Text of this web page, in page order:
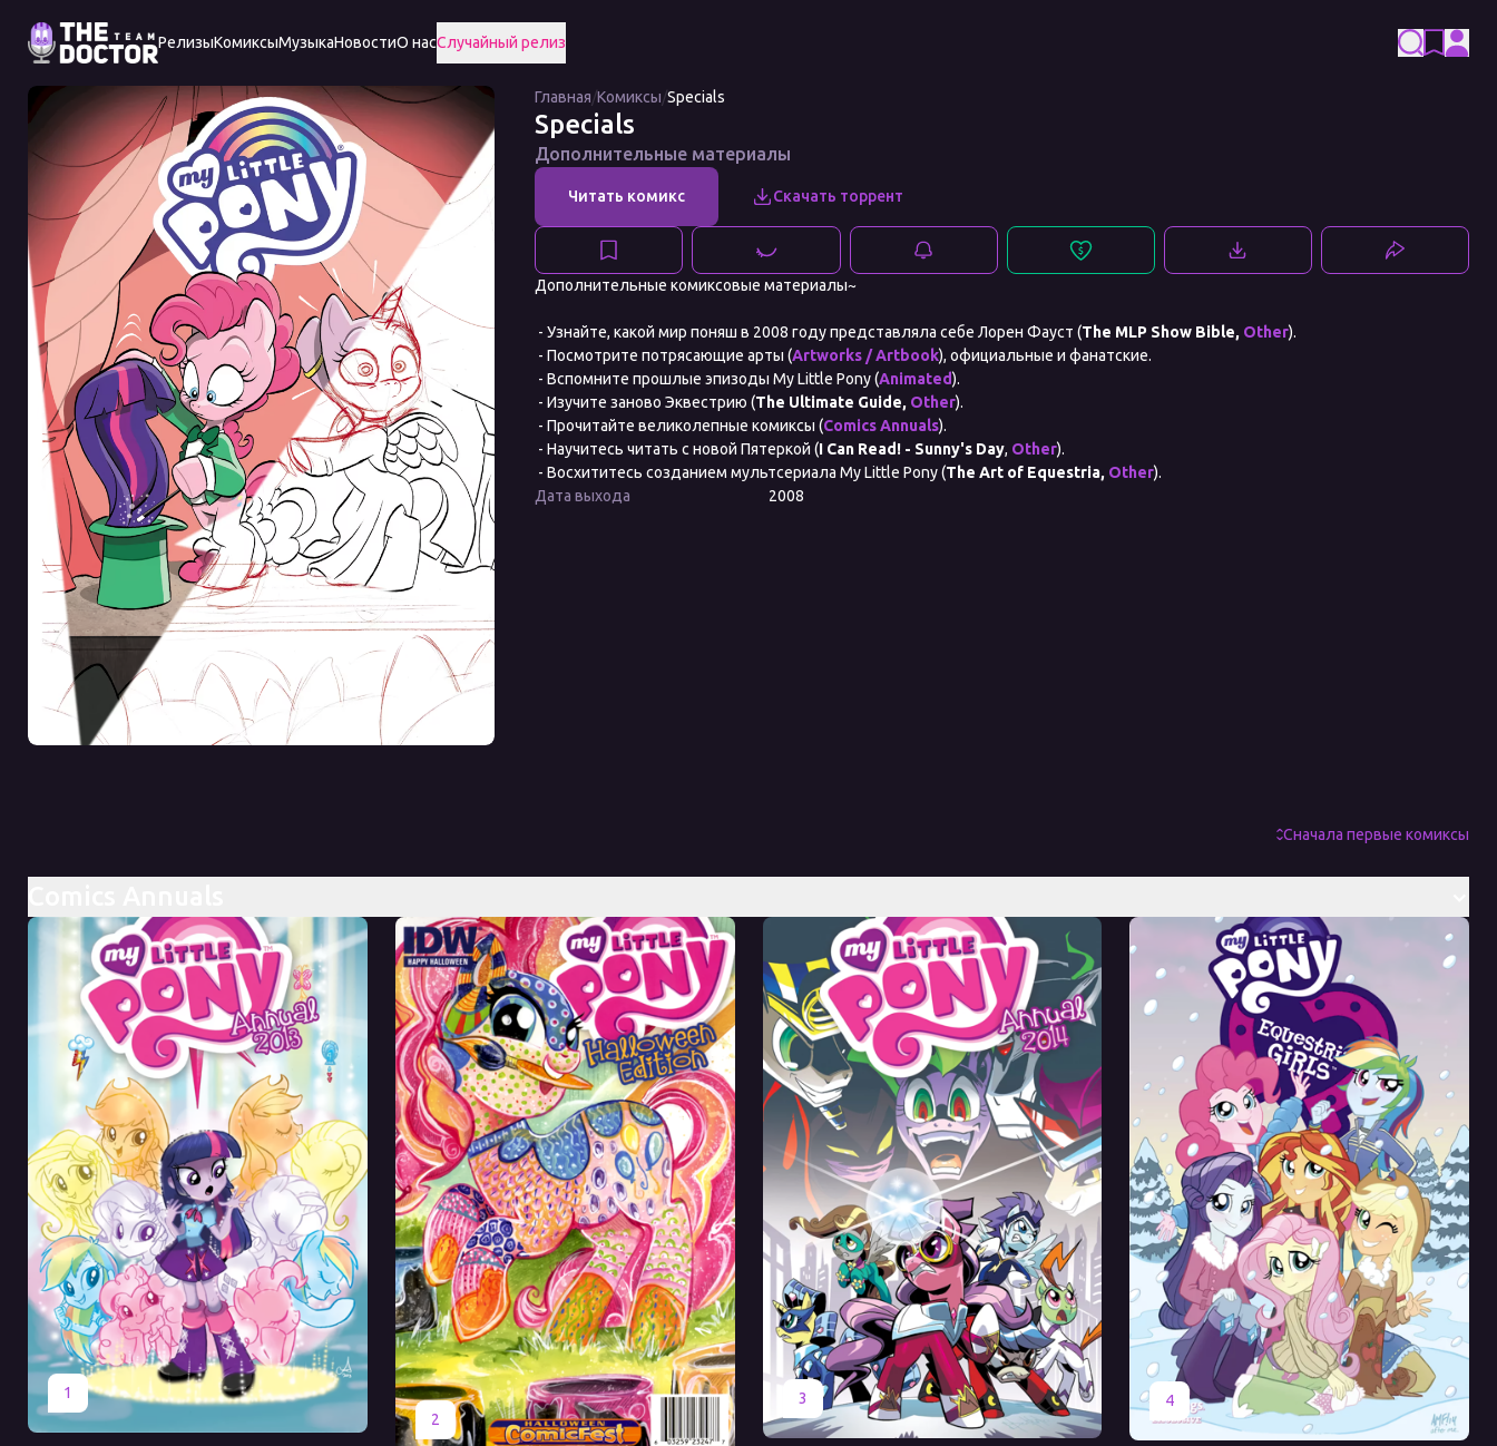
РелизыКомиксыМузыкаНовостиО насСлучайный релиз
Specials Главная/Комиксы/Specials
Specials
Дополнительные материалы
Дополнительные комиксовые материалы~
- Узнайте, какой мир поняш в 2008 году представляла себе Лорен Фауст (The MLP Show Bible, Other).
- Посмотрите потрясающие арты (Artworks / Artbook), официальные и фанатские.
- Вспомните прошлые эпизоды My Little Pony (Animated).
- Изучите заново Эквестрию (The Ultimate Guide, Other).
- Прочитайте великолепные комиксы (Comics Annuals).
- Научитесь читать с новой Пятеркой (I Can Read! - Sunny's Day, Other).
- Восхититесь созданием мультсериала My Little Pony (The Art of Equestria, Other).
Дата выхода
2008
Сначала первые комиксы
1Оригинал Перевод
2Оригинал
3Оригинал Перевод 4Оригинал Перевод